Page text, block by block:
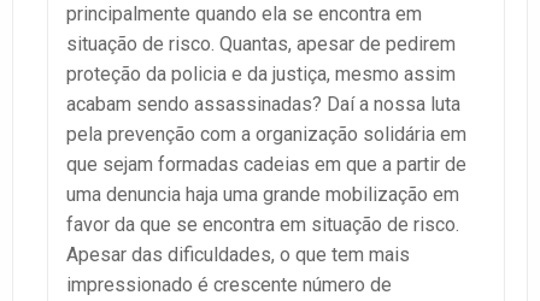
principalmente quando ela se encontra em
situação de risco. Quantas, apesar de pedirem
proteção da policia e da justiça, mesmo assim
acabam sendo assassinadas? Daí a nossa luta
pela prevenção com a organização solidária em
que sejam formadas cadeias em que a partir de
uma denuncia haja uma grande mobilização em
favor da que se encontra em situação de risco.
Apesar das dificuldades, o que tem mais
impressionado é crescente número de